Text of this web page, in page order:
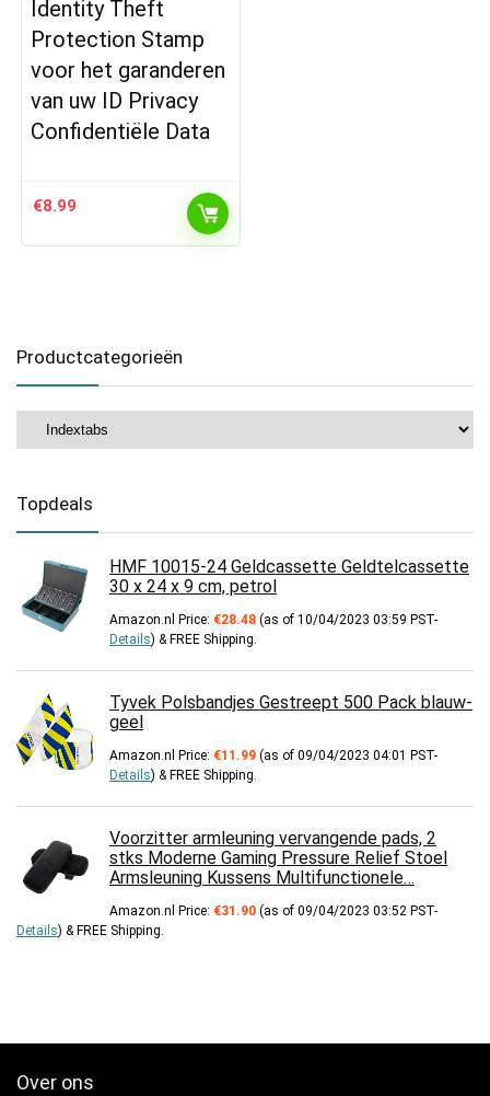
Identity Theft
Protection Stamp
voor het garanderen
van uw ID Privacy
Confidentiële Data
€8.99
Productcategorieën
Topdeals
HMF 10015-24 Geldcassette Geldtelcassette
30 x 24 x 9 cm, petrol
Amazon.nl Price: €28.48 (as of 10/04/2023 03:59 PST-
Details) & FREE Shipping.
Tyvek Polsbandjes Gestreept 500 Pack blauw-
geel
Amazon.nl Price: €11.99 (as of 09/04/2023 04:01 PST-
Details) & FREE Shipping.
Voorzitter armleuning vervangende pads, 2
stks Moderne Gaming Pressure Relief Stoel
Armsleuning Kussens Multifunctionele…
Amazon.nl Price: €31.90 (as of 09/04/2023 03:52 PST-
Details) & FREE Shipping.
Over ons